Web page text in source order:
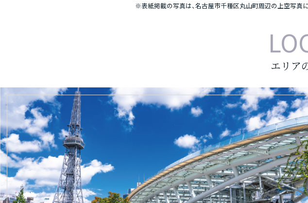
※表紙掲載の写真は、名古屋市千種区丸山町周辺の上空写真に
エリア